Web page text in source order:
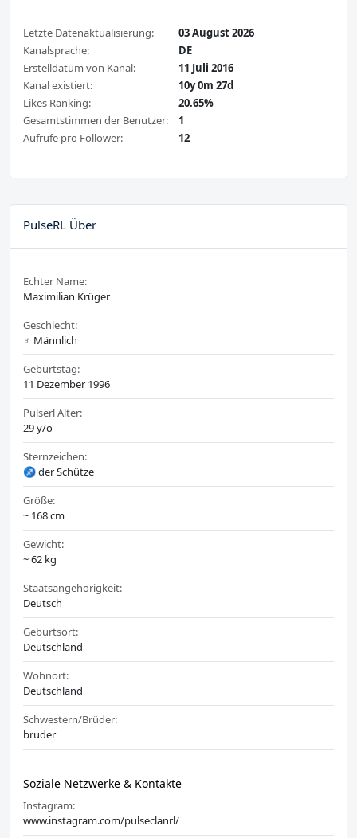
Letzte Datenaktualisierung:
03 August 2026
Kanalsprache:
DE
Erstelldatum von Kanal:
11 Juli 2016
Kanal existiert:
10y 0m 27d
Likes Ranking:
20.65%
Gesamtstimmen der Benutzer:
1
Aufrufe pro Follower:
12
PulseRL Über
Echter Name:
Maximilian Krüger
Geschlecht:
♂️ Männlich
Geburtstag:
11 Dezember 1996
Pulserl Alter:
29 y/o
Sternzeichen:
♐ der Schütze
Größe:
~ 168 cm
Gewicht:
~ 62 kg
Staatsangehörigkeit:
Deutsch
Geburtsort:
Deutschland
Wohnort:
Deutschland
Schwestern/Brüder:
bruder
Soziale Netzwerke & Kontakte
Instagram:
www.instagram.com/pulseclanrl/